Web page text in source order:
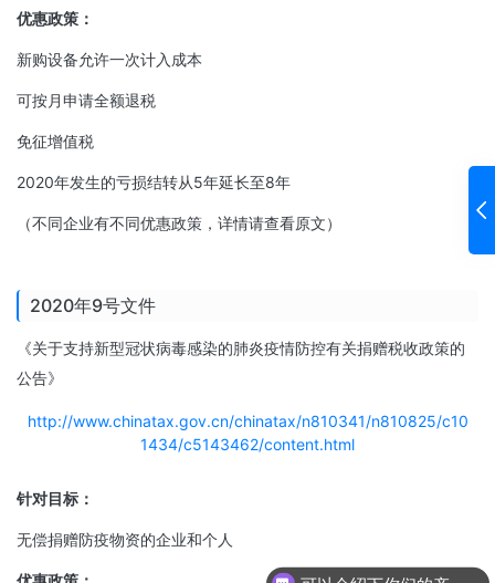
优惠政策：
新购设备允许一次计入成本
可按月申请全额退税
免征增值税
2020年发生的亏损结转从5年延长至8年
（不同企业有不同优惠政策，详情请查看原文）
2020年9号文件
《关于支持新型冠状病毒感染的肺炎疫情防控有关捐赠税收政策的
公告》
http://www.chinatax.gov.cn/chinatax/n810341/n810825/c10
1434/c5143462/content.html
针对目标：
无偿捐赠防疫物资的企业和个人